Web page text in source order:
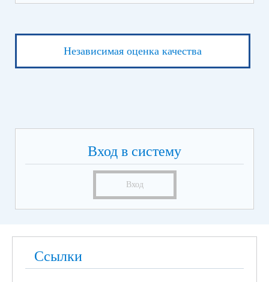
Независимая оценка качества
Вход в систему
Вход
Ссылки